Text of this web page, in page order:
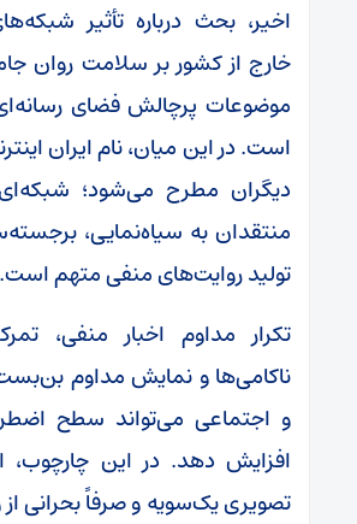
اخیر، بحث درباره تأثیر
خارج از کشور بر سلامت روان
موضوعات پرچالش فضای
است. در این میان، نام ایران
دیگران مطرح می‌شود؛
منتقدان به سیاه‌نمایی،
تولید روایت‌های منفی متهم است.
تکرار مداوم اخبار منفی،
ناکامی‌ها و نمایش مداوم
و اجتماعی می‌تواند سطح
افزایش دهد. در این چارچوب،
تصویری یک‌سویه و صرفاً بحرانی